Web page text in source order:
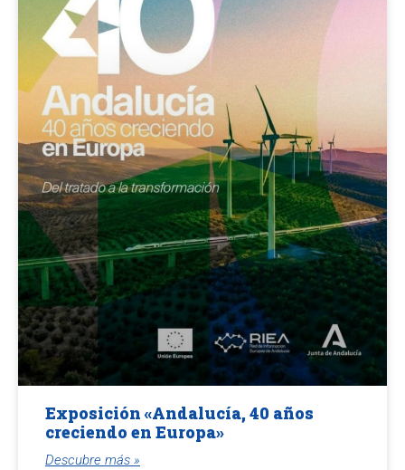
Exposición «Andalucía, 40 años
creciendo en Europa»
Descubre más »